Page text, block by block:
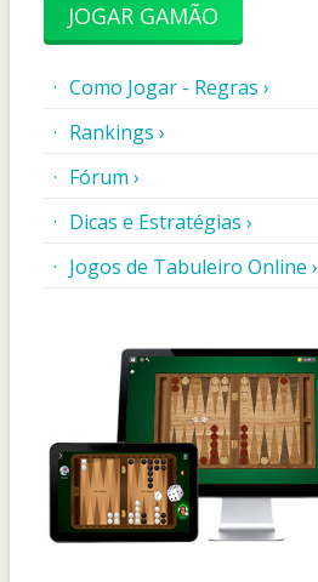
JOGAR GAMÃO
Como Jogar - Regras ›
Rankings ›
Fórum ›
Dicas e Estratégias ›
Jogos de Tabuleiro Online ›